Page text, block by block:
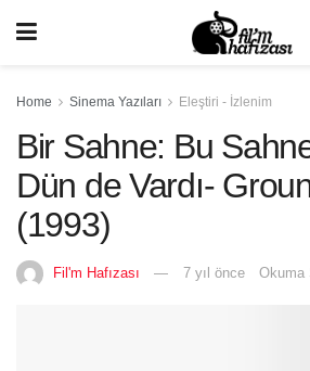
Home Sinema Yazıları Eleştiri - İzlenim
Bir Sahne: Bu
Dün de Vardı-
(1993)
Fil'm Hafızası 7 yıl önce Okuma